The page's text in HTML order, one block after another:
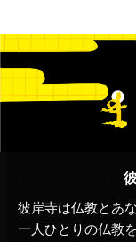
彼岸寺は仏教とあ
一人ひとりの仏教